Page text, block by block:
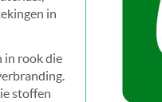
in
in rook die
stoffen